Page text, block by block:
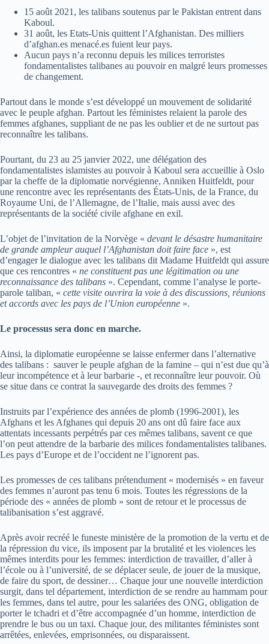
15 août 2021, les talibans soutenus par le Pakistan entrent dans
Kaboul.
31 août, les Etats-Unis quittent l’Afghanistan. Des milliers
d’afghan.es menacé.es fuient leur pays.
Aucun pays n’a reconnu depuis les milices terroristes
fondamentalistes talibanes au pouvoir en malgré leurs promesses
de changement.
Partout dans le monde s’est développé un mouvement de solidarité
avec le peuple afghan. Partout les féministes relaient la parole des
femmes afghanes, suppliant de ne pas les oublier et de ne surtout pas
reconnaître les talibans.
Pourtant, du 23 au 25 janvier 2022, une délégation des
fondamentalistes islamistes au pouvoir à Kaboul sera accueillie à Oslo
par la cheffe de la diplomatie norvégienne, Anniken Huitfeldt, pour
une rencontre avec les représentants des États-Unis, de la France, du
Royaume Uni, de l’Allemagne, de l’Italie, mais aussi avec des
représentants de la société civile afghane en exil.
L’objet de l’invitation de la Norvège « devant le désastre humanitaire
de grande ampleur auquel l’Afghanistan doit faire face », est
d’engager le dialogue avec les talibans dit Madame Huitfeldt qui assure
que ces rencontres « ne constituent pas une légitimation ou une
reconnaissance des talibans ». Cependant, comme l’analyse le porte-
parole taliban, « cette visite ouvrira la voie à des discussions, réunions
et accords avec les pays de l’Union européenne ».
Le processus sera donc en marche.
Ainsi, la diplomatie européenne se laisse enfermer dans l’alternative
des talibans : sauver le peuple afghan de la famine – qui n’est due qu’à
leur incompétence et à leur barbarie -, et reconnaître leur pouvoir. Où
se situe dans ce contrat la sauvegarde des droits des femmes ?
Instruits par l’expérience des années de plomb (1996-2001), les
Afghans et les Afghanes qui depuis 20 ans ont dû faire face aux
attentats incessants perpétrés par ces mêmes talibans, savent ce que
l’on peut attendre de la barbarie des milices fondamentalistes talibanes.
Les pays d’Europe et de l’occident ne l’ignorent pas.
Les promesses de ces talibans prétendument « modernisés » en faveur
des femmes n’auront pas tenu 6 mois. Toutes les régressions de la
période des « années de plomb » sont de retour et le processus de
talibanisation s’est aggravé.
Après avoir recréé le funeste ministère de la promotion de la vertu et de
la répression du vice, ils imposent par la brutalité et les violences les
mêmes interdits pour les femmes: interdiction de travailler, d’aller à
l’école ou à l’université, de se déplacer seule, de jouer de la musique,
de faire du sport, de dessiner… Chaque jour une nouvelle interdiction
surgit, dans tel département, interdiction de se rendre au hammam pour
les femmes, dans tel autre, pour les salariées des ONG, obligation de
porter le tchadri et d’être accompagnée d’un homme, interdiction de
prendre le bus ou un taxi. Chaque jour, des militantes féministes sont
arrêtées, enlevées, emprisonnées, ou disparaissent.